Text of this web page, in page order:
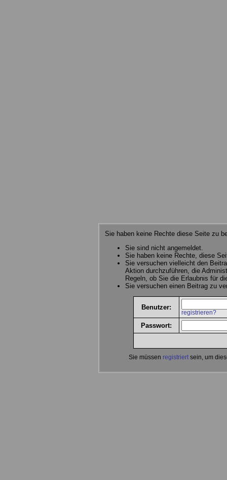
Sie haben keine Rechte diese Seite zu
Sie sind nicht angemeldet.
Sie haben keine Rechte, diese
Sie versuchen vielleicht den
Aktion durchzuführen, die
Regeln, ob Sie die Erlaubnis für
Sie versuchen einen Beitrag zu
Benutzer:
registrieren?
Passwort:
Sie müssen registriert sein, um